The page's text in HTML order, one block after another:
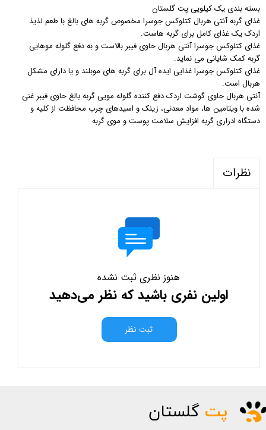
بسته بندی یک کیلویی پت گلستان
غذای گربه آنتی هربال کتلوکس جوسرا مخصوص گربه های بالغ با طعم لذیذ
اردک یک غذای کامل برای گربه هاست.
غذای کتلوکس جوسرا آنتی هربال حاوی فیبر بالاست و به دفع گلوله موهایی
گربه کمک شایانی می نماید.
غذای کتلوکس جوسرا غذایی ایده آل برای گربه های موبلند و یا دارای مشکل
هربال است.
آنتی هربال حاوی گوشت اردک دفع کننده گلوله مویی گربه بالغ حاوی فیبر غنی
شده با ویتامین ها، مواد معدنی، زینک و اسیدهای چرب محافظت از کلیه و
دستگاه ادراری گربه افزایش سلامت پوست و موی گربه
نظرات
هنوز نظری ثبت نشده
اولین نفری باشید که نظر می‌دهید
ثبت نظر
پت گلستان